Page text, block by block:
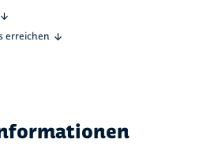
erreichen